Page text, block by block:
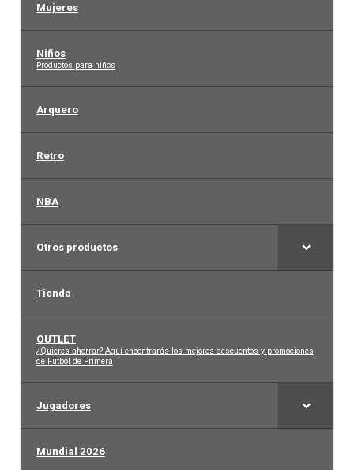
Pantalonetas y sudaderas
Arquero
Mujeres
Niños
Otros productos
OUTLET
Mujeres
Niños
–
Productos para niños
Arquero
Retro
NBA
Otros productos
Tienda
OUTLET
–
¿Quieres ahorrar? Aquí encontrarás los mejores descuentos y promociones
de Fútbol de Primera
Jugadores
Mundial 2026